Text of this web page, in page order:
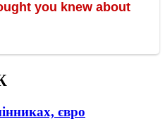
євро